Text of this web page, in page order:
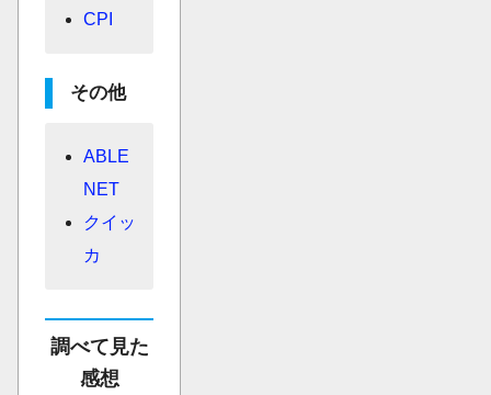
CPI
その他
ABLE
NET
クイッ
カ
調べて見た
感想